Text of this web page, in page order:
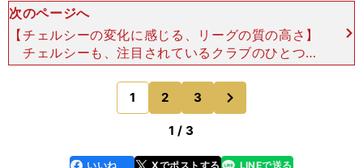
次のページへ
【チェルシーの変化に感じる、リーグの質の高さ】
チェルシーも、注目されているクラブのひとつ。
今見ていて非常に面白いチームだ。ここ何年かは監
督がすぐに変わってなかなかうまくいかなかったけ
れど、今季から
1 2 3
1 / 3
faceboo
いいね Xでポストする
line LINEで送る